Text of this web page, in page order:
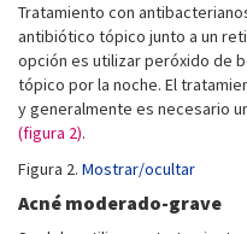
Tratamiento con
antibiótico tópico junto a un
opción es utilizar peróxido de
tópico por la noche. El
y generalmente es necesario
(figura 2).
Figura 2. Mostrar/ocultar
Acné moderado-grave